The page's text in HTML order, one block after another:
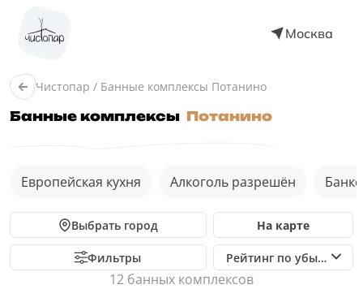
Москва
Чистопар / Банные комплексы Потанино
Банные комплексы Потанино
Европейская кухня Алкоголь разрешён
12 банныx комплексов
Выбрать город На карте
Фильтры Рейтинг по убыванию